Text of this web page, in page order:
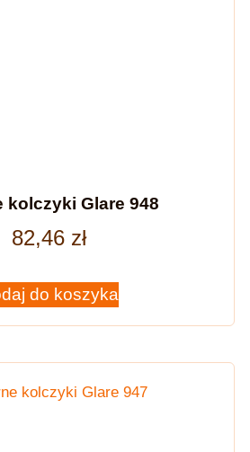
kolczyki Glare 948
82,46 zł
do koszyka